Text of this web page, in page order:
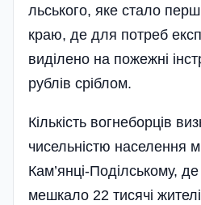
льського, яке стало
краю, де для потреб
виділено на пожежні
рублів сріблом.
Кількість вогнеборців
чисельністю населення
Кам’янці-Поділському,
мешкало 22 тисячі